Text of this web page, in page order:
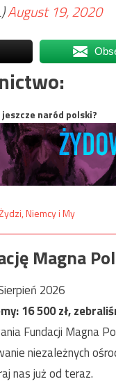
August 19, 2020
jeszcze naród polski?
Magna
2026
16 500zł,
Fundacji Magna
niezależnych
nas już od teraz.